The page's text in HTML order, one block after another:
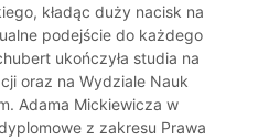
kładąc duży nacisk na
podejście do każdego
ukończyła studia na
oraz na Wydziale Nauk
Adama Mickiewicza w
z zakresu Prawa